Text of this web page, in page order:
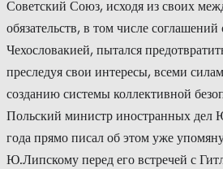
Советский Союз, исходя из своих
обязательств, в том числе
Чехословакией, пытался
преследуя свои интересы, всеми
созданию системы коллективной
Польский министр иностранных дел
года прямо писал об этом уже
Ю.Липскому перед его встречей с